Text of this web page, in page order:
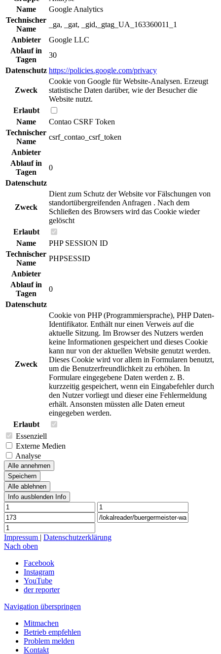
Name
Google Analytics
Technischer
Name
_ga, _gat, _gid,_gtag_UA_163360011_1
Anbieter
Google LLC
Ablauf in
Tagen
30
Datenschutz https://policies.google.com/privacy
Zweck
Cookie von Google für Website-Analysen. Erzeugt
statistische Daten darüber, wie der Besucher die
Website nutzt.
Erlaubt
Name
Contao CSRF Token
Technischer
Name
csrf_contao_csrf_token
Anbieter
Ablauf in
Tagen
0
Datenschutz
Zweck
Dient zum Schutz der Website vor Fälschungen von
standortübergreifenden Anfragen . Nach dem
Schließen des Browsers wird das Cookie wieder
gelöscht
Erlaubt
Name
PHP SESSION ID
Technischer
Name
PHPSESSID
Anbieter
Ablauf in
Tagen
0
Datenschutz
Zweck
Cookie von PHP (Programmiersprache), PHP Daten-
Identifikator. Enthält nur einen Verweis auf die
aktuelle Sitzung. Im Browser des Nutzers werden
keine Informationen gespeichert und dieses Cookie
kann nur von der aktuellen Website genutzt werden.
Dieses Cookie wird vor allem in Formularen benutzt,
um die Benutzerfreundlichkeit zu erhöhen. In
Formulare eingegebene Daten werden z. B.
kurzzeitig gespeichert, wenn ein Eingabefehler durch
den Nutzer vorliegt und dieser eine Fehlermeldung
erhält. Ansonsten müssten alle Daten erneut
eingegeben werden.
Erlaubt
Essenziell
Externe Medien
Analyse
Alle annehmen
Speichern
Alle ablehnen
Info ausblenden Info
Impressum | Datenschutzerklärung
Nach oben
Facebook
Instagram
YouTube
der reporter
Navigation überspringen
Mitmachen
Betrieb empfehlen
Problem melden
Kontakt